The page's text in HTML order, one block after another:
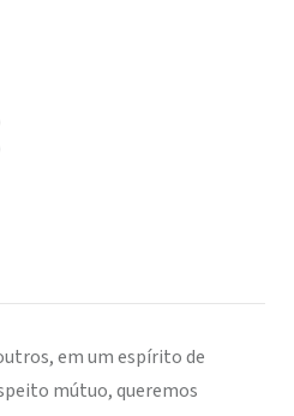
em um espírito de
mútuo, queremos